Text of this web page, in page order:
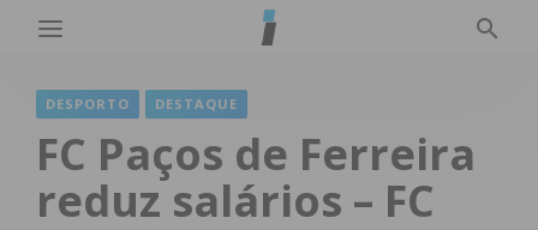
DESPORTO DESTAQUE
FC Paços de Ferreira
reduz salários – FC